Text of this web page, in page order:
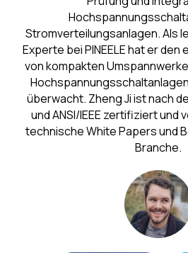
Stromverteilungsanlagen. Als
Experte bei PINEELE hat er
von kompakten
überwacht. Zheng Ji ist nach
und ANSI/IEEE zertifiziert und
technische White Papers und
Branche.